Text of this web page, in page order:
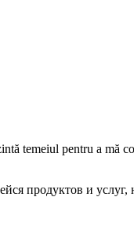
temeiul pentru a mă
продуктов и